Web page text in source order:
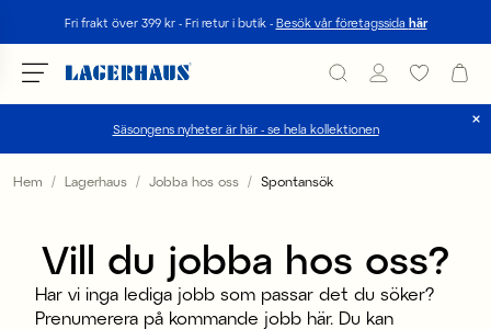
Fri frakt över 399 kr - Fri retur i butik - Besök vår företagssida här
Säsongens nyheter är här - se hela kollektionen
Välj språk / valuta
FI / EUR
NO / NKR
Hem Lagerhaus Jobba hos oss Spontansök
Vill du jobba hos oss?
Har vi inga lediga jobb som passar det du söker?
Prenumerera på kommande jobb här. Du kan